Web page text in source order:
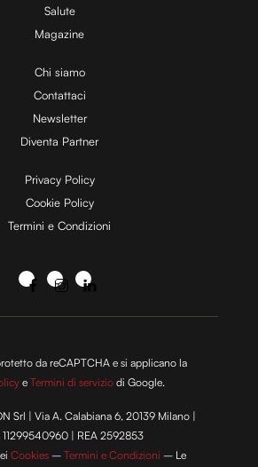
Salute
Magazine
Chi siamo
Contattaci
Newsletter
Diventa Partner
Privacy Policy
Cookie Policy
Termini e Condizioni
da reCAPTCHA e si applicano la
eTermini di servizio di Google.
Srl | Via A. Calabiana 6, 20139 Milano |
11299540960 | REA 2592853
Cookies –Termini e Condizioni – Le